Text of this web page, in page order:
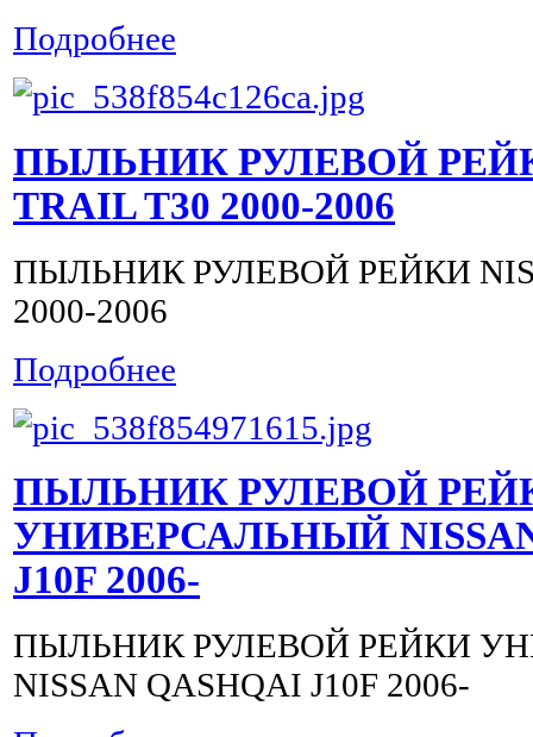
Подробнее
ПЫЛЬНИК РУЛЕВОЙ
TRAIL T30 2000-2006
ПЫЛЬНИК РУЛЕВОЙ РЕЙКИ
2000-2006
Подробнее
ПЫЛЬНИК РУЛЕВОЙ
УНИВЕРСАЛЬНЫЙ
J10F 2006-
ПЫЛЬНИК РУЛЕВОЙ РЕЙКИ
NISSAN QASHQAI J10F 2006-